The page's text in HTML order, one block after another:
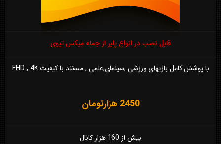
قابل نصب در انواع پلیر از جمله میکس تیوی
با پوشش کامل بازیهای ورزشی ,سینمای,علمی , مستند با کیفیت FHD , 4K
2450 هزارتومان
بیش از 160 هزار کانال